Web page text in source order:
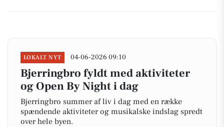
LOKALT NYT 04-06-2026 09:10
Bjerringbro fyldt med aktiviteter
og Open By Night i dag
Bjerringbro summer af liv i dag med en række
spændende aktiviteter og musikalske indslag spredt
over hele byen.